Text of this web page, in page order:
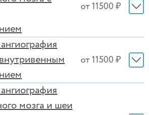
от 11500 ₽
от 11500 ₽
мозга и шеи